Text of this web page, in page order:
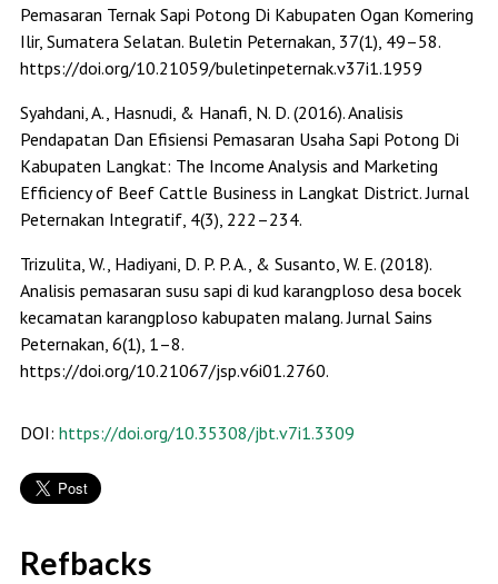
Pemasaran Ternak Sapi Potong Di Kabupaten Ogan Komering
Ilir, Sumatera Selatan. Buletin Peternakan, 37(1), 49–58.
https://doi.org/10.21059/buletinpeternak.v37i1.1959
Syahdani, A., Hasnudi, & Hanafi, N. D. (2016). Analisis
Pendapatan Dan Efisiensi Pemasaran Usaha Sapi Potong Di
Kabupaten Langkat: The Income Analysis and Marketing
Efficiency of Beef Cattle Business in Langkat District. Jurnal
Peternakan Integratif, 4(3), 222–234.
Trizulita, W., Hadiyani, D. P. P. A., & Susanto, W. E. (2018).
Analisis pemasaran susu sapi di kud karangploso desa bocek
kecamatan karangploso kabupaten malang. Jurnal Sains
Peternakan, 6(1), 1–8.
https://doi.org/10.21067/jsp.v6i01.2760.
DOI: https://doi.org/10.35308/jbt.v7i1.3309
Refbacks